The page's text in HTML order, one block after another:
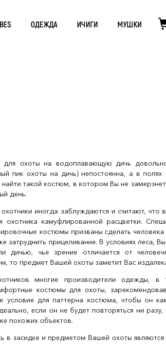
ОДЕЖДА ИЧИГИ МУШКИ
для охоты на водоплавающую дичь
пик охоты на дичь) непостоянна, а в
найти такой костюм, в котором Вы не
день.
охотники иногда заблуждаются и считают,
охотника камуфлированной расцветки.
костюмы призваны сделать
затруднить прицеливание. В условиях леса,
дичью, чье зрение отличается от
то предмет Вашей охоты заметит Вас
многие производители одежды,
костюмы для охоты,
условие для паттерна костюма, чтобы он
если он не будет повторяться ни
похожих объектов.
в засидке и предметом Вашей охоты